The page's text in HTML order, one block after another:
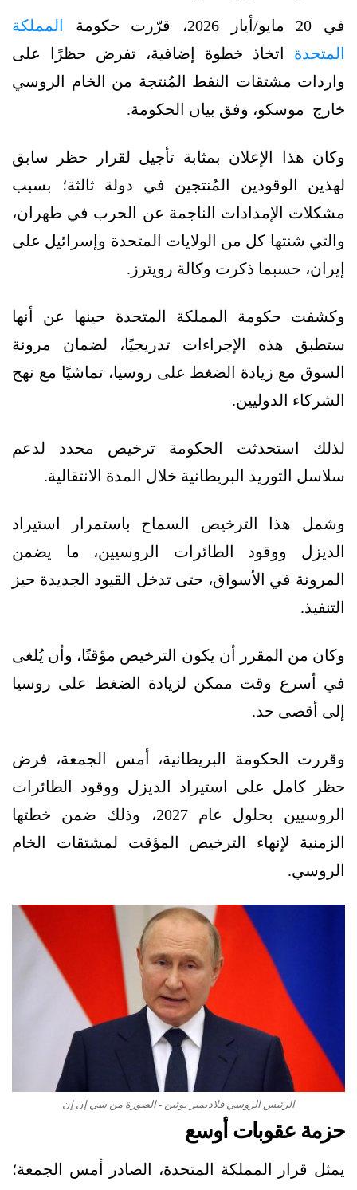
في 20 مايو/أيار 2026، قرّرت حكومة
المملكة
المتحدة اتخاذ خطوة إضافية، تفرض حظرًا على
واردات مشتقات النفط المُنتجة من الخام الروسي
خارج موسكو، وفق بيان الحكومة.
وكان هذا الإعلان بمثابة تأجيل لقرار حظر سابق
لهذين الوقودين المُنتجين في دولة ثالثة؛ بسبب
مشكلات الإمدادات الناجمة عن الحرب في طهران،
والتي شنتها كل من الولايات المتحدة وإسرائيل على
إيران، حسبما ذكرت وكالة رويترز.
وكشفت حكومة المملكة المتحدة حينها عن أنها
ستطبق هذه الإجراءات تدريجيًا، لضمان مرونة
السوق مع زيادة الضغط على روسيا، تماشيًا مع نهج
الشركاء الدوليين.
لذلك استحدثت الحكومة ترخيص محدد لدعم
سلاسل التوريد البريطانية خلال المدة الانتقالية.
وشمل هذا الترخيص السماح باستمرار استيراد
الديزل ووقود الطائرات الروسيين، ما يضمن
المرونة في الأسواق، حتى تدخل القيود الجديدة حيز
التنفيذ.
وكان من المقرر أن يكون الترخيص مؤقتًا، وأن يُلغى
في أسرع وقت ممكن لزيادة الضغط على روسيا
إلى أقصى حد.
وقررت الحكومة البريطانية، أمس الجمعة، فرض
حظر كامل على استيراد الديزل ووقود الطائرات
الروسيين بحلول عام 2027، وذلك ضمن خطتها
الزمنية لإنهاء الترخيص المؤقت لمشتقات الخام
الروسي.
الرئيس الروسي فلاديمير بوتين - الصورة من سي إن إن
حزمة عقوبات أوسع
يمثل قرار المملكة المتحدة، الصادر أمس الجمعة؛